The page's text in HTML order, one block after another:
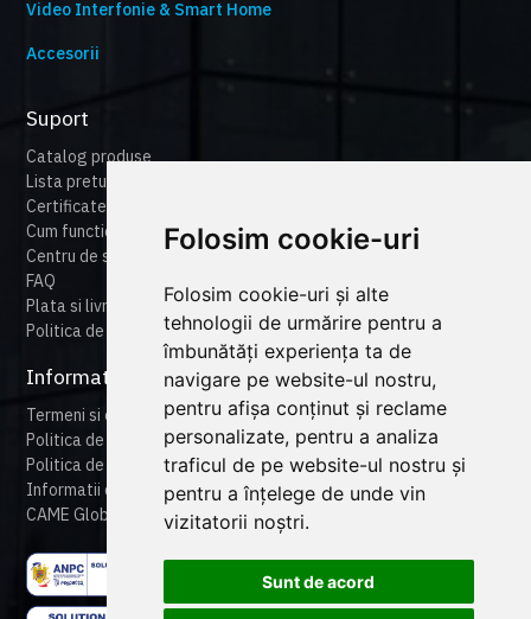
Folosim cookie-uri
Folosim cookie-uri și alte
tehnologii de urmărire pentru a
îmbunătăți experiența ta de
navigare pe website-ul nostru,
pentru afișa conținut și reclame
personalizate, pentru a analiza
traficul de pe website-ul nostru și
pentru a înțelege de unde vin
vizitatorii noștri.
Sunt de acord
Video Interfonie & Smart Home
Accesorii
Suport
Catalog produse
Lista preturi
Certificate
Cum functioneaza cameonline
Centru de suport
FAQ
Plata si livrare
Politica de retur
Informatii legale
Termeni si conditii
Politica de confidentialitate
Politica de cookies
Informatii despre produse
CAME Global